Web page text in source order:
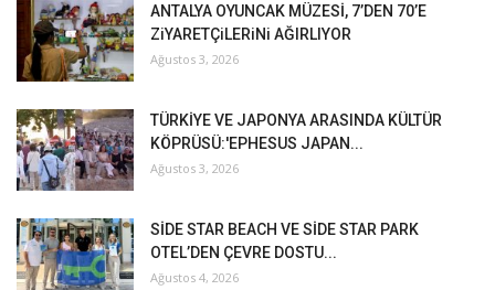
ANTALYA OYUNCAK MÜZESİ, 7’DEN 70’E
ZiYARETÇiLERiNi AĞIRLIYOR
Ağustos 3, 2026
TÜRKİYE VE JAPONYA ARASINDA KÜLTÜR
KÖPRÜSÜ:'EPHESUS JAPAN...
Ağustos 3, 2026
SİDE STAR BEACH VE SİDE STAR PARK
OTEL’DEN ÇEVRE DOSTU...
Ağustos 4, 2026